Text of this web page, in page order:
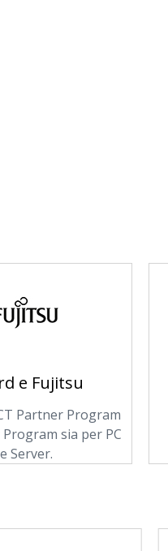
e Fujitsu
Partner Program
sia per PC
Server.